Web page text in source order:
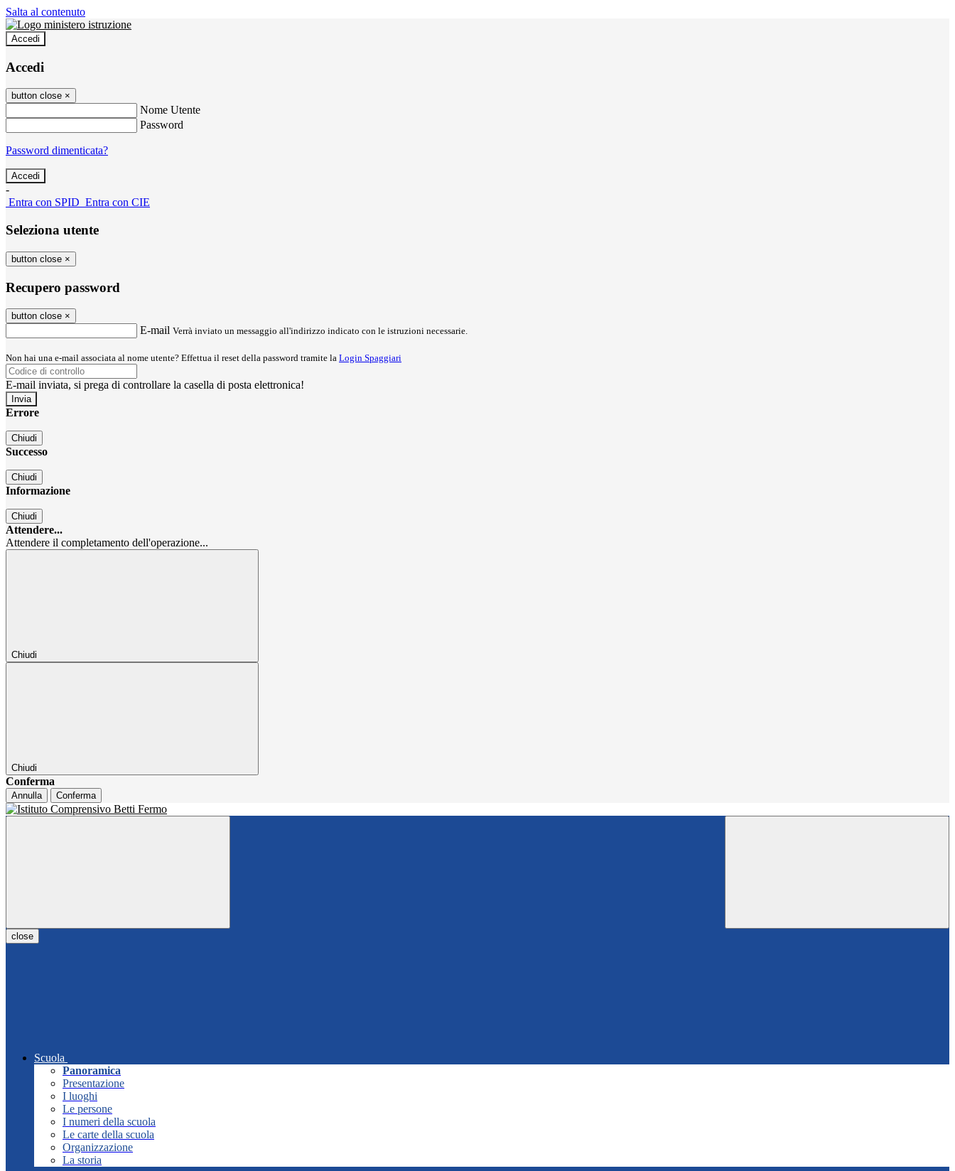
Salta al contenuto
Accedi
Accedi
button close ×
Nome Utente
Password
Password dimenticata?
-
Entra con SPID Entra con CIE
Seleziona utente
button close ×
Recupero password
button close ×
E-mail Verrà inviato un messaggio all'indirizzo indicato con le istruzioni necessarie.
Non hai una e-mail associata al nome utente? Effettua il reset della password tramite la Login Spaggiari
E-mail inviata, si prega di controllare la casella di posta elettronica!
Errore
Chiudi
Successo
Chiudi
Informazione
Chiudi
Attendere...
Attendere il completamento dell'operazione...
Chiudi
Chiudi
Conferma
Annulla Conferma
close
Scuola
Panoramica
Presentazione
I luoghi
Le persone
I numeri della scuola
Le carte della scuola
Organizzazione
La storia